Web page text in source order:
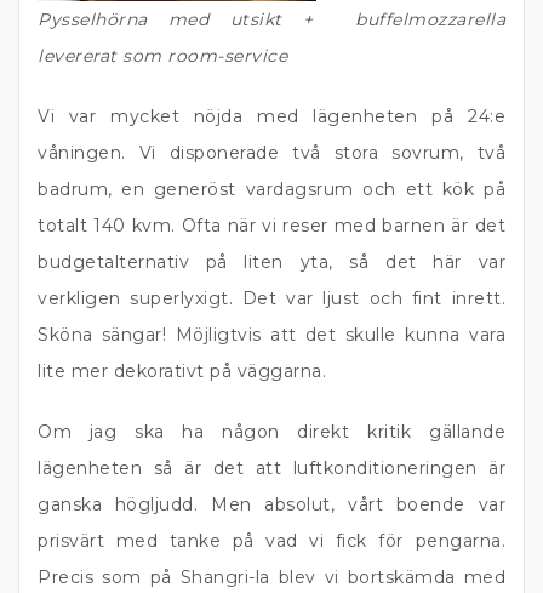
Pysselhörna med utsikt + buffelmozzarella
levererat som room-service
Vi var mycket nöjda med lägenheten på 24:e
våningen. Vi disponerade två stora sovrum, två
badrum, en generöst vardagsrum och ett kök på
totalt 140 kvm. Ofta när vi reser med barnen är det
budgetalternativ på liten yta, så det här var
verkligen superlyxigt. Det var ljust och fint inrett.
Sköna sängar! Möjligtvis att det skulle kunna vara
lite mer dekorativt på väggarna.
Om jag ska ha någon direkt kritik gällande
lägenheten så är det att luftkonditioneringen är
ganska högljudd. Men absolut, vårt boende var
prisvärt med tanke på vad vi fick för pengarna.
Precis som på Shangri-la blev vi bortskämda med